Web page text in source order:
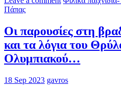
Πάπας
Οι παρουσίες στη
και τα λόγια του
Ολυμπιακού…
18 Sep 2023 gavros